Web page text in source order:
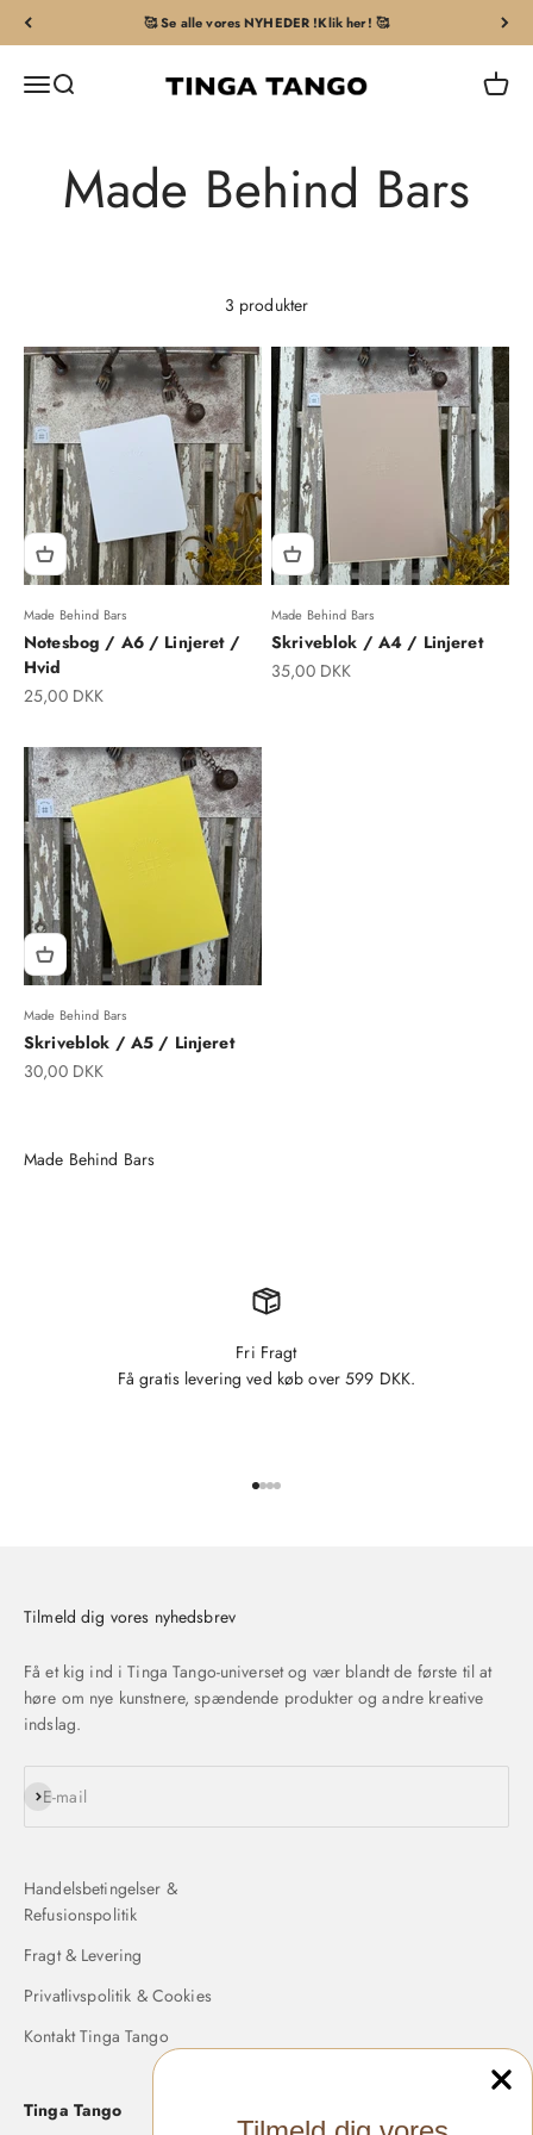
Spring til indhold 🥰 Se alle vores NYHEDER !Klik her! 🥰
Åbn navigationsmenu
Åbn søgefunktion
Tingatango
Åbn
3 produkter
Made Behind Bars
Notesbog / A6 / Linjeret /
Hvid
Salgspris
25,00 DKK
Made Behind Bars
Skriveblok / A4 / Linjeret
Salgspris
35,00 DKK
Made Behind Bars
Skriveblok / A5 / Linjeret
Salgspris
30,00 DKK
Made Behind Bars
Fri Fragt
Få gratis levering ved køb over 599 DKK.
Gå til element 1
Gå til element 2
Gå til element 3
Gå til element 4
Tilmeld dig vores nyhedsbrev
Få et kig ind i Tinga Tango-universet og vær blandt de første til at
høre om nye kunstnere, spændende produkter og andre kreative
indslag.
E-mail
Abonnér
Handelsbetingelser &
Refusionspolitik
Fragt & Levering
Privatlivspolitik & Cookies
Kontakt Tinga Tango
Tinga Tango